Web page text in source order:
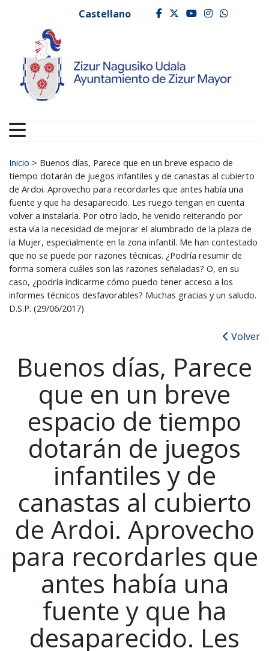
Ayuntamiento de
Castellano facebook
twitter
youtube
Buscar:
Inicio > Buenos días, Parece que en un breve espacio de
tiempo dotarán de juegos infantiles y de canastas al cubierto
de Ardoi. Aprovecho para recordarles que antes había una
fuente y que ha desaparecido. Les ruego tengan en cuenta
volver a instalarla. Por otro lado, he venido reiterando por
esta vía la necesidad de mejorar el alumbrado de la plaza de
la Mujer, especialmente en la zona infantil. Me han contestado
que no se puede por razones técnicas. ¿Podría resumir de
forma somera cuáles son las razones señaladas? O, en su
caso, ¿podría indicarme cómo puedo tener acceso a los
informes técnicos desfavorables? Muchas gracias y un saludo.
D.S.P. (29/06/2017)
Volver
Buenos días, Parece
que en un breve
espacio de tiempo
dotarán de juegos
infantiles y de
canastas al cubierto
de Ardoi. Aprovecho
para recordarles que
antes había una
fuente y que ha
desaparecido. Les